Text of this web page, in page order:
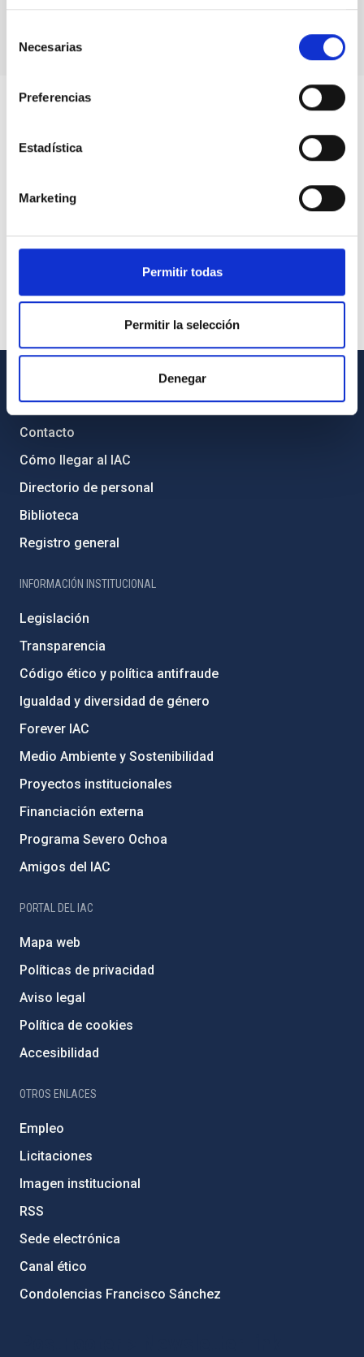
Necesarias
Preferencias
Estadística
Marketing
Permitir todas
Permitir la selección
Denegar
INFORMACIÓN GENERAL
Contacto
Cómo llegar al IAC
Directorio de personal
Biblioteca
Registro general
INFORMACIÓN INSTITUCIONAL
Legislación
Transparencia
Código ético y política antifraude
Igualdad y diversidad de género
Forever IAC
Medio Ambiente y Sostenibilidad
Proyectos institucionales
Financiación externa
Programa Severo Ochoa
Amigos del IAC
PORTAL DEL IAC
Mapa web
Políticas de privacidad
Aviso legal
Política de cookies
Accesibilidad
OTROS ENLACES
Empleo
Licitaciones
Imagen institucional
RSS
Sede electrónica
Canal ético
Condolencias Francisco Sánchez